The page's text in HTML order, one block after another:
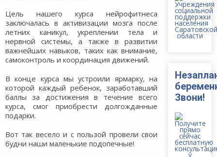
Цель нашего курса нейрофитнеса
заключалась в активизации мозга после
летних каникул, укреплении тела и
нервной системы, а также в развитии
важнейших навыков, таких как внимание,
самоконтроль и координация движений.
В конце курса мы устроили ярмарку, на
которой каждый ребенок, заработавший
баллы за достижения в течение всего
курса, смог приобрести долгожданные
подарки.
Вот так весело и с пользой провели свои
будни наши маленькие подопечные!
Звони!